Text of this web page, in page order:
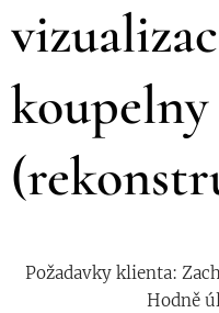
koupelny
Požadavky klienta:
Hodně